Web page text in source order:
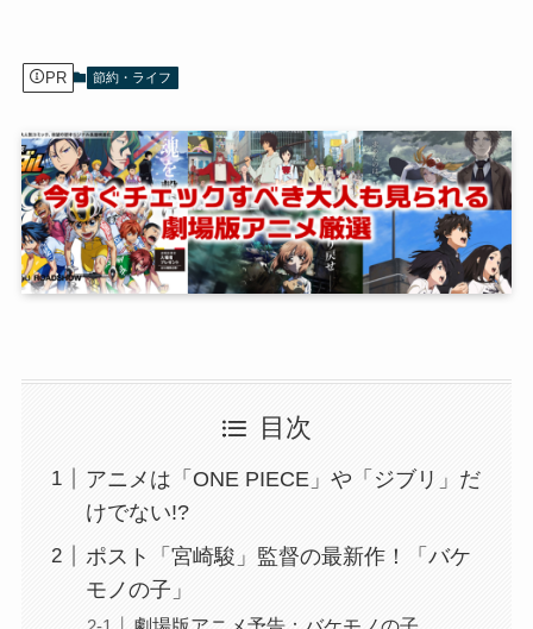
PR 節約・ライフ
目次
アニメは「ONE PIECE」や「ジブリ」だ
けでない!?
ポスト「宮崎駿」監督の最新作！「バケ
モノの子」